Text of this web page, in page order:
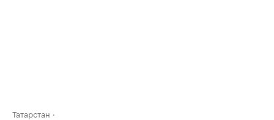
Татарстан